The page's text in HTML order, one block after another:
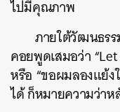
ไปมีคุณภาพ
ภายใต้วัฒนธร
คอยพูดเสมอว่า
หรือ “ขอผมลองแย้
ได้ ก็หมายความว่า
ค้นหา
SHARE